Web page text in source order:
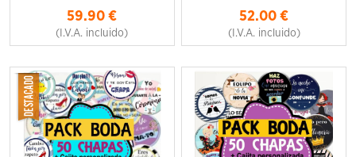
59.90 €
(I.V.A. incluido)
52.00 €
(I.V.A. incluido)